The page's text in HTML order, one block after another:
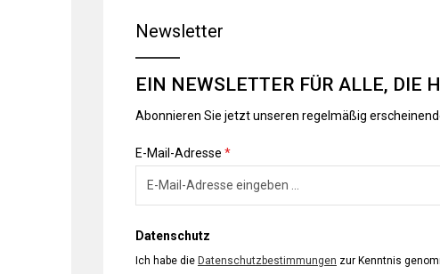
Newsletter
EIN NEWSLETTER FÜR ALLE, DIE
Abonnieren Sie jetzt unseren regelmäßig
E-Mail-Adresse *
Datenschutz
Ich habe die Datenschutzbestimmungen zur Kenntnis